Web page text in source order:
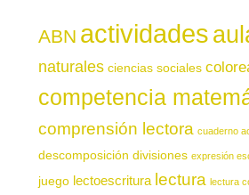
ABN actividades
naturales ciencias sociales
competencia
comprensión lectora cuaderno
descomposición divisiones expresión
juego lectoescritura lectura lectura